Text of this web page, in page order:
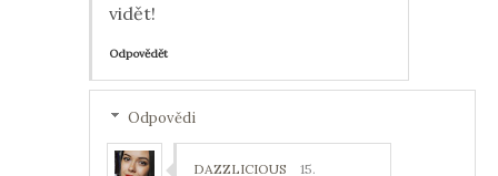
vidět!
Odpovědět
Odpovědi
DAZZLICIOUS 15.